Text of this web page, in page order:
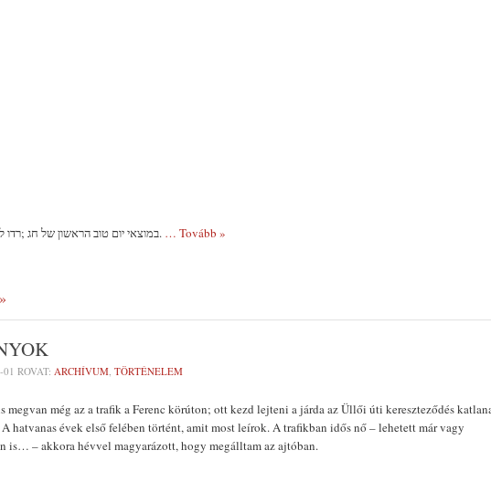
במוצאי יום טוב הראשון של חג ;רדו לעןו־ת נשים ומתקנין שם תקון גדול. … Tovább »
01 ROVAT: ARCHÍVUM, TÖRTÉNELEM
megvan még az a trafik a Ferenc körúton; ott kezd lejteni a járda az Üllői úti kereszteződés
hatvanas évek első felében történt, amit most leírok. A trafikban idős nő – lehetett már vagy
is… – akkora hévvel magyarázott, hogy megálltam az ajtóban.